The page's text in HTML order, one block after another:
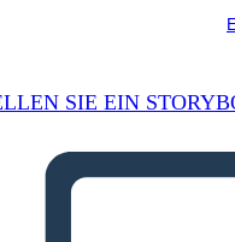
SIE EIN